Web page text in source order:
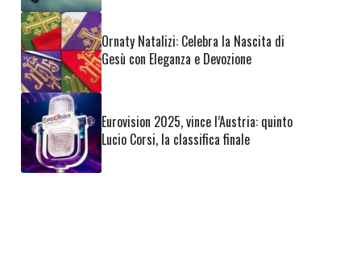
Ornaty Natalizi: Celebra la Nascita di
Gesù con Eleganza e Devozione
Eurovision 2025, vince l’Austria: quinto
Lucio Corsi, la classifica finale